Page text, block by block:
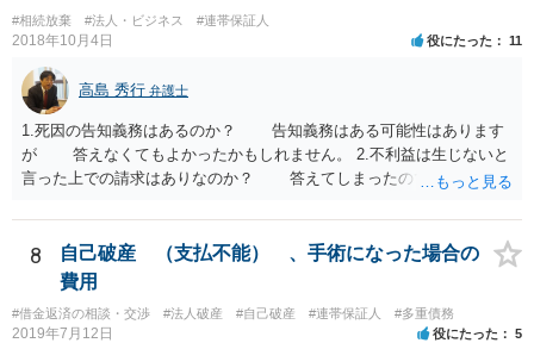
#相続放棄 #法人・ビジネス #連帯保証人
2018年10月4日 役にたった 11
高島 秀行 弁護士
1.死因の告知義務はあるのか？ 告知義務はある可能性はあります
が 答えなくてもよかったかもしれません。 2.不利益は生じないと
言った上での請求はありなのか？ 答えてしまったので請求されて
明できれば 信義則違反という主張をすることができる可能性があ
ります。 3.請求額は妥当なのか？ 自殺した場合、約２年分の賃料
が損害となるというのが判例です。
8
自己破産 （支払不能） 、手術になった場合の
費用
#借金返済の相談・交渉 #法人破産 #自己破産 #連帯保証人 #多重債務
2019年7月12日 役にたった 5